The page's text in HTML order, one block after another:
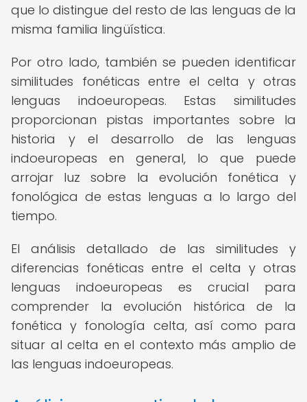
que lo distingue del resto de las lenguas de la
misma familia lingüística.
Por otro lado, también se pueden identificar
similitudes fonéticas entre el celta y otras
lenguas indoeuropeas. Estas similitudes
proporcionan pistas importantes sobre la
historia y el desarrollo de las lenguas
indoeuropeas en general, lo que puede
arrojar luz sobre la evolución fonética y
fonológica de estas lenguas a lo largo del
tiempo.
El análisis detallado de las similitudes y
diferencias fonéticas entre el celta y otras
lenguas indoeuropeas es crucial para
comprender la evolución histórica de la
fonética y fonología celta, así como para
situar al celta en el contexto más amplio de
las lenguas indoeuropeas.